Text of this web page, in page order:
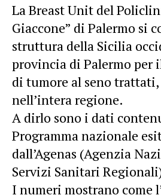
La Breast Unit del
Giaccone” di Palermo si
struttura della Sicilia
provincia di Palermo per
di tumore al seno trattati,
nell’intera regione.
A dirlo sono i dati
Programma nazionale
dall’Agenas (Agenzia
Servizi Sanitari
I numeri mostrano come